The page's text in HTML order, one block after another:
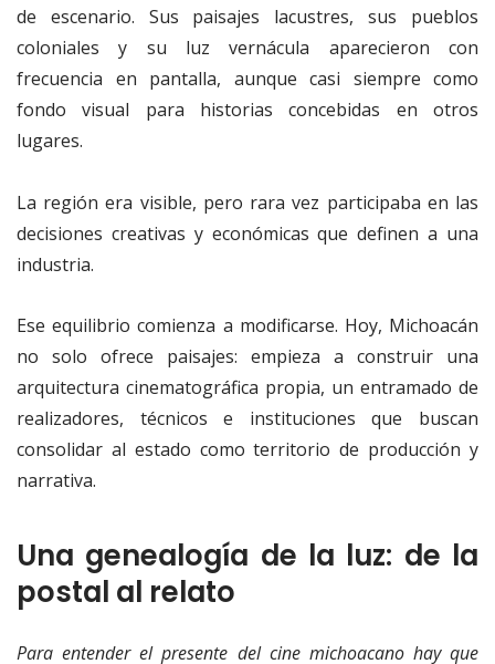
de escenario. Sus paisajes lacustres, sus pueblos
coloniales y su luz vernácula aparecieron con
frecuencia en pantalla, aunque casi siempre como
fondo visual para historias concebidas en otros
lugares.
La región era visible, pero rara vez participaba en las
decisiones creativas y económicas que definen a una
industria.
Ese equilibrio comienza a modificarse. Hoy, Michoacán
no solo ofrece paisajes: empieza a construir una
arquitectura cinematográfica propia, un entramado de
realizadores, técnicos e instituciones que buscan
consolidar al estado como territorio de producción y
narrativa.
Una genealogía de la luz: de la
postal al relato
Para entender el presente del cine michoacano hay que